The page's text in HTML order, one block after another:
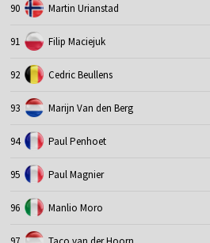
90 Martin Urianstad
91 Filip Maciejuk
92 Cedric Beullens
93 Marijn Van den Berg
94 Paul Penhoet
95 Paul Magnier
96 Manlio Moro